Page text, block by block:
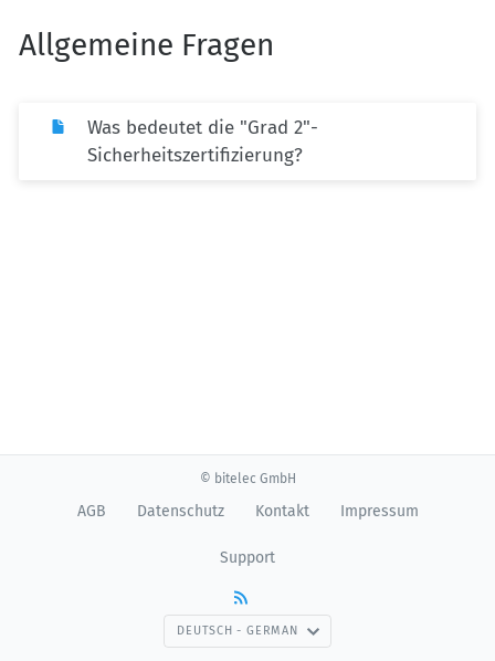
Allgemeine Fragen
Was bedeutet die "Grad 2"-
Sicherheitszertifizierung?
© bitelec GmbH
AGB Datenschutz Kontakt Impressum
Support
DEUTSCH - GERMAN